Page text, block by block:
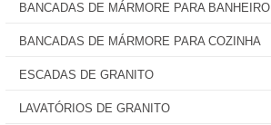
BANCADAS DE MÁRMORE PARA BANHEIRO
BANCADAS DE MÁRMORE PARA COZINHA
ESCADAS DE GRANITO
LAVATÓRIOS DE GRANITO